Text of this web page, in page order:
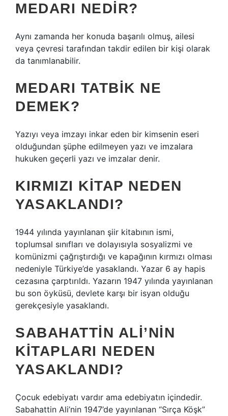
MEDARI NEDIR?
Aynı zamanda her konuda başarılı olmuş, ailesi
veya çevresi tarafından takdir edilen bir kişi olarak
da tanımlanabilir.
MEDARI TATBIK NE
DEMEK?
Yazıyı veya imzayı inkar eden bir kimsenin eseri
olduğundan şüphe edilmeyen yazı ve imzalara
hukuken geçerli yazı ve imzalar denir.
KIRMIZI KITAP NEDEN
YASAKLANDI?
1944 yılında yayınlanan şiir kitabının ismi,
toplumsal sınıfları ve dolayısıyla sosyalizmi ve
komünizmi çağrıştırdığı ve kapağının kırmızı olması
nedeniyle Türkiye’de yasaklandı. Yazar 6 ay hapis
cezasına çarptırıldı. Yazarın 1947 yılında yayınlanan
bu son öyküsü, devlete karşı bir isyan olduğu
gerekçesiyle yasaklandı.
SABAHATTIN ALI’NIN
KITAPLARI NEDEN
YASAKLANDI?
Çocuk edebiyatı vardır ama edebiyatın içindedir.
Sabahattin Ali’nin 1947’de yayınlanan “Sırça Köşk”